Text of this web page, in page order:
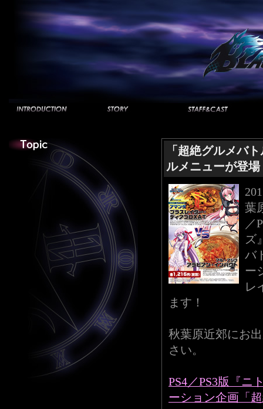
「超絶グルメバ
ルメニューが登場
葉
／
ズ
バ
ー
レ
ます！
秋葉原近郊にお
さい。
PS4／PS3版『ニ
ーション企画「